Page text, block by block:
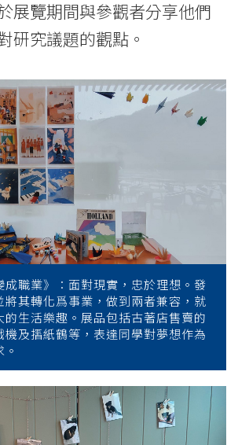
展覽期間與參觀者分享他們
研究議題的觀點。
成職業》：面對現實，忠於理想。發
將其轉化爲事業，做到兩者兼容，就
的生活樂趣。展品包括古著店售賣的
機及摺紙鶴等，表達同學對夢想作為